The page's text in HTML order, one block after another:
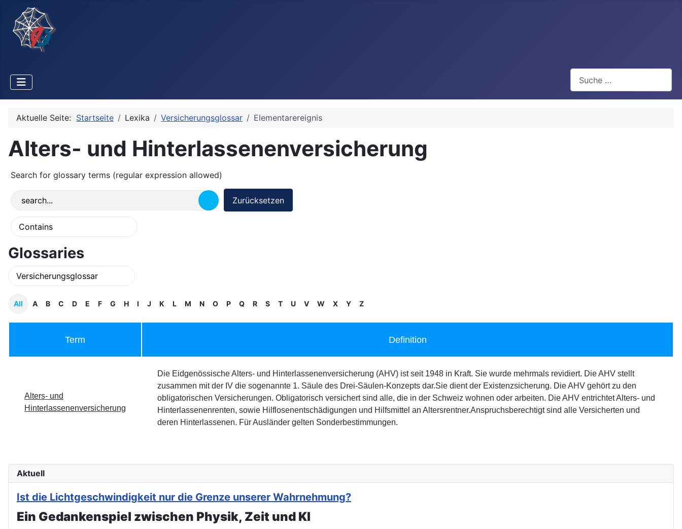
Aktuelle Seite: Startseite Lexika Versicherungsglossar Elementarereignis
Alters- und Hinterlassenenversicherung
Search for glossary terms (regular expression allowed)
Glossaries
All A B C D E F G H I J K L M N O P Q R S T U V W X Y Z
Term Definition
Alters- und
Hinterlassenenversicherung
Die Eidgenössische Alters- und Hinterlassenenversicherung (AHV) ist seit 1948 in Kraft. Sie wurde mehrmals revidiert. Die AHV stellt
zusammen mit der IV die sogenannte 1. Säule des Drei-Säulen-Konzepts dar.Sie dient der Existenzsicherung. Die AHV gehört zu den
obligatorischen Versicherungen. Obligatorisch versichert sind alle, die in der Schweiz wohnen oder arbeiten. Die AHV entrichtet Alters- und
Hinterlassenenrenten, sowie Hilflosenentschädigungen und Hilfsmittel an Altersrentner.Anspruchsberechtigt sind alle Versicherten und
deren Hinterlassenen. Für Ausländer gelten Sonderbestimmungen.
Aktuell
Ist die Lichtgeschwindigkeit nur die Grenze unserer Wahrnehmung?
Ein Gedankenspiel zwischen Physik, Zeit und KI